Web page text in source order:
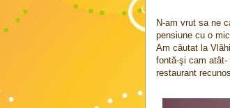
N-am vrut sa ne
pensiune cu o
Am căutat la
fontă-şi cam
restaurant